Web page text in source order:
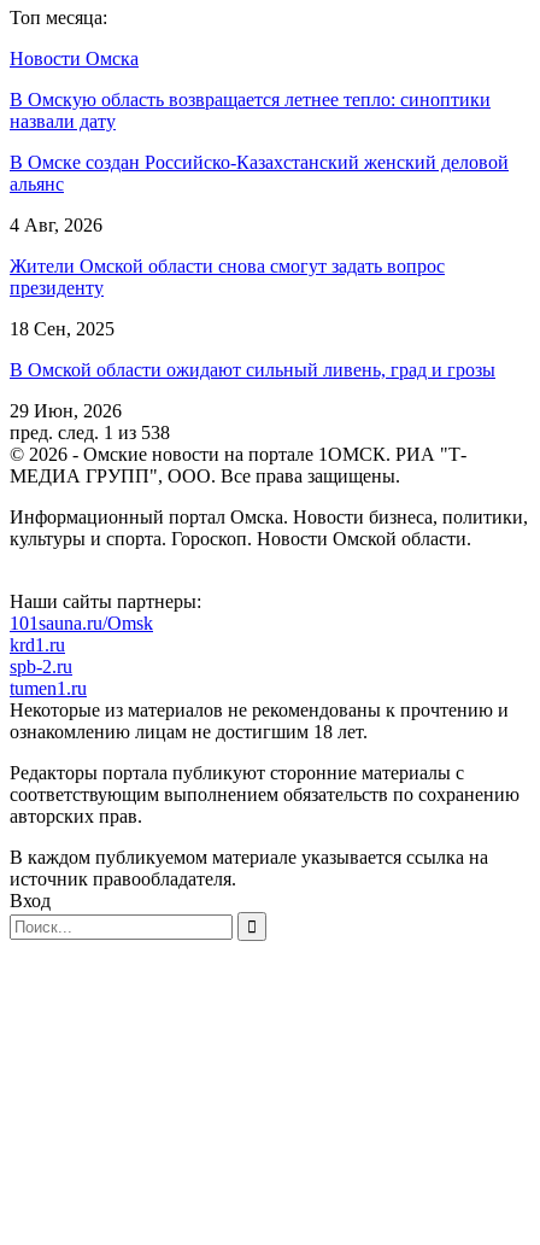
Топ месяца:
Новости Омска
В Омскую область возвращается летнее тепло: синоптики
назвали дату
В Омске создан Российско‑Казахстанский женский деловой
альянс
4 Авг, 2026
Жители Омской области снова смогут задать вопрос
президенту
18 Сен, 2025
В Омской области ожидают сильный ливень, град и грозы
29 Июн, 2026
пред. след. 1 из 538
© 2026 - Омские новости на портале 1ОМСК. РИА "Т-
МЕДИА ГРУПП", ООО. Все права защищены.
Информационный портал Омска. Новости бизнеса, политики,
культуры и спорта. Гороскоп. Новости Омской области.
Наши сайты партнеры:
101sauna.ru/Omsk
krd1.ru
spb-2.ru
tumen1.ru
Некоторые из материалов не рекомендованы к прочтению и
ознакомлению лицам не достигшим 18 лет.
Редакторы портала публикуют сторонние материалы с
соответствующим выполнением обязательств по сохранению
авторских прав.
В каждом публикуемом материале указывается ссылка на
источник правообладателя.
Вход